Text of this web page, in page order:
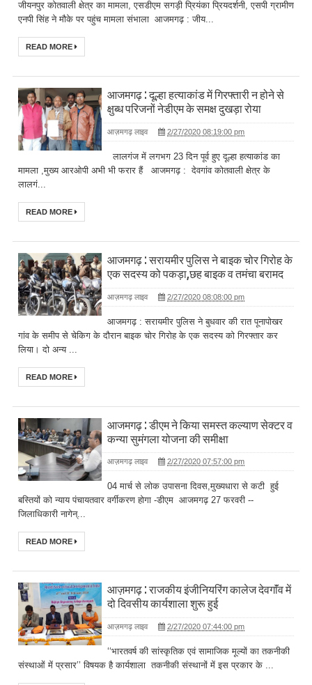
जीयनपुर कोतवाली क्षेत्र का मामला, एसडीएम सगड़ी प्रियंका प्रियदर्शनी, एसपी ग्रामीण
एनपी सिंह ने मौके पर पहुंच मामला संभाला आजमगढ़ : जीय...
READ MORE
आजमगढ़ : दूल्हा हत्याकांड में गिरफ्तारी न होने से
क्षुब्ध परिजनों नेडीएम के समक्ष दुखड़ा रोया
आज़मगढ़ लाइव 2/27/2020 08:19:00 pm
लालगंज में लगभग 23 दिन पूर्व हुए दूल्हा हत्याकांड का
मामला ,मुख्य आरओपी अभी भी फरार हैं आजमगढ़ : देवगांव कोतवाली क्षेत्र के
लालगं...
READ MORE
आजमगढ़ : सरायमीर पुलिस ने बाइक चोर गिरोह के
एक सदस्य को पकड़ा,छह बाइक व तमंचा बरामद
आज़मगढ़ लाइव 2/27/2020 08:08:00 pm
आजमगढ़ : सरायमीर पुलिस ने बुधवार की रात पूनापोखर
गांव के समीप से चेकिग के दौरान बाइक चोर गिरोह के एक सदस्य को गिरफ्तार कर
लिया। दो अन्य ...
READ MORE
आजमगढ़ : डीएम ने किया समस्त कल्याण सेक्टर व
कन्या सुमंगला योजना की समीक्षा
आज़मगढ़ लाइव 2/27/2020 07:57:00 pm
04 मार्च से लोक उपासना दिवस,मुख्यधारा से कटी हुई
बस्तियों को न्याय पंचायतवार वर्गीकरण होगा -डीएम आजमगढ़ 27 फरवरी --
जिलाधिकारी नागेन्...
READ MORE
आज़मगढ़ : राजकीय इंजीनियरिंग कालेज देवगाॅंव में
दो दिवसीय कार्यशाला शुरू हुई
आज़मगढ़ लाइव 2/27/2020 07:44:00 pm
‘‘भारतवर्ष की सांस्कृतिक एवं सामाजिक मूल्यों का तकनीकी
संस्थाओं में प्रसार’’ विषयक है कार्यशाला तकनीकी संस्थानों में इस प्रकार के ...